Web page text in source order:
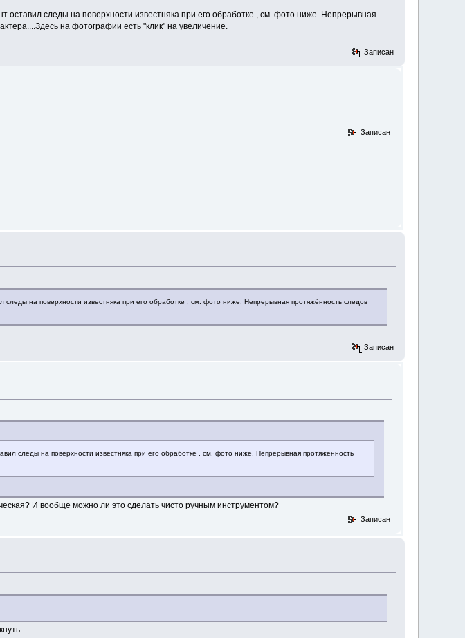
оставил следы на поверхности известняка при его обработке , см. фото ниже. Непрерывная
на фотографии есть "клик" на увеличение.
Записан
Записан
на поверхности известняка при его обработке , см. фото ниже. Непрерывная протяжённость следов
Записан
следы на поверхности известняка при его обработке , см. фото ниже. Непрерывная протяжённость
И вообще можно ли это сделать чисто ручным инструментом?
Записан